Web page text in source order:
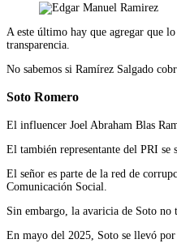
A este último hay que agregar que
transparencia.
No sabemos si Ramírez Salgado
Soto Romero
El influencer Joel Abraham Blas
El también representante del PRI se
El señor es parte de la red de
Comunicación Social.
Sin embargo, la avaricia de Soto no
En mayo del 2025, Soto se llevó